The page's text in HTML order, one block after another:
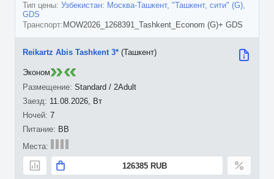
Узбекистан: Москва-Ташкент, "Ташкент, сити" (G),
GDS
MOW2026_1268391_Tashkent_Econom (G)+ GDS
11.08.2026, Вт
7
Reikartz Abis Tashkent 3* (Ташкент)
Standard / 2Adult
BB
126385 RUB
Эконом